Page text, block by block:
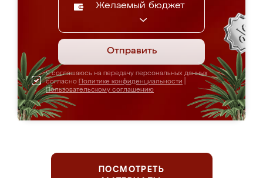
Желаемый бюджет
Отправить
Я соглашаюсь на передачу персональных данных
согласно Политике конфиденциальности
Пользовательскому соглашению
ПОСМОТРЕТЬ